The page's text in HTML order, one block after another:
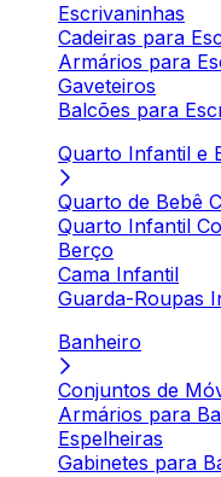
Escrivaninhas
Cadeiras para
Armários para
Gaveteiros
Balcões para
Quarto Infantil e
Quarto de Bebê
Quarto Infantil
Berço
Cama Infantil
Guarda-Roupas
Banheiro
Conjuntos de
Armários para
Espelheiras
Gabinetes para